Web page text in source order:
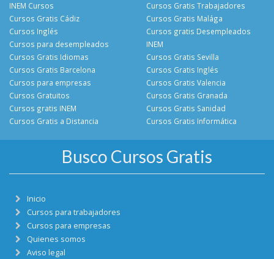
INEM Cursos
Cursos Gratis Cádiz
Cursos Gratis Trabajadores
Cursos Gratis Malága
Cursos Inglés
Cursos para desempleados
Cursos Gratis Idiomas
Cursos Gratis Barcelona
Cursos gratis Desempleados
INEM
Cursos Gratis Sevilla
Cursos Gratis Inglés
Cursos para empresas
Cursos Gratuitos
Cursos gratis INEM
Cursos Gratis a Distancia
Cursos Gratis Valencia
Cursos Gratis Granada
Cursos Gratis Sanidad
Cursos Gratis Informática
Busco Cursos Gratis
Inicio
Cursos para trabajadores
Cursos para empresas
Quienes somos
Aviso legal